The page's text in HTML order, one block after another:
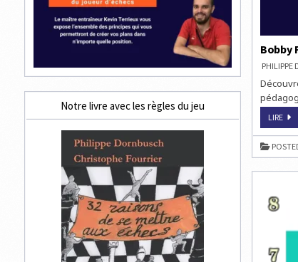
Bobby
PHILIPPE
LIRE
:
UNE
VIE,
Notre livre avec les règles du jeu